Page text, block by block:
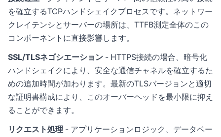
を確立するTCPハンドシェイクプロセスです。ネットワー
クレイテンシとサーバーの場所は、TTFB測定全体のこの
コンポーネントに直接影響します。
SSL/TLSネゴシエーション - HTTPS接続の場合、暗号化
ハンドシェイクにより、安全な通信チャネルを確立するた
めの追加時間が加わります。最新のTLSバージョンと適切
な証明書構成により、このオーバーヘッドを最小限に抑え
ることができます。
リクエスト処理 - アプリケーションロジック、データベー